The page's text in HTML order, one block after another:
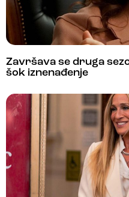
Završava se druga
šok iznenađenje